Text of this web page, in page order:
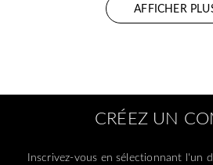
AFFICHER
CRÉEZ UN
Inscrivez-vous en sélectionnant l'un